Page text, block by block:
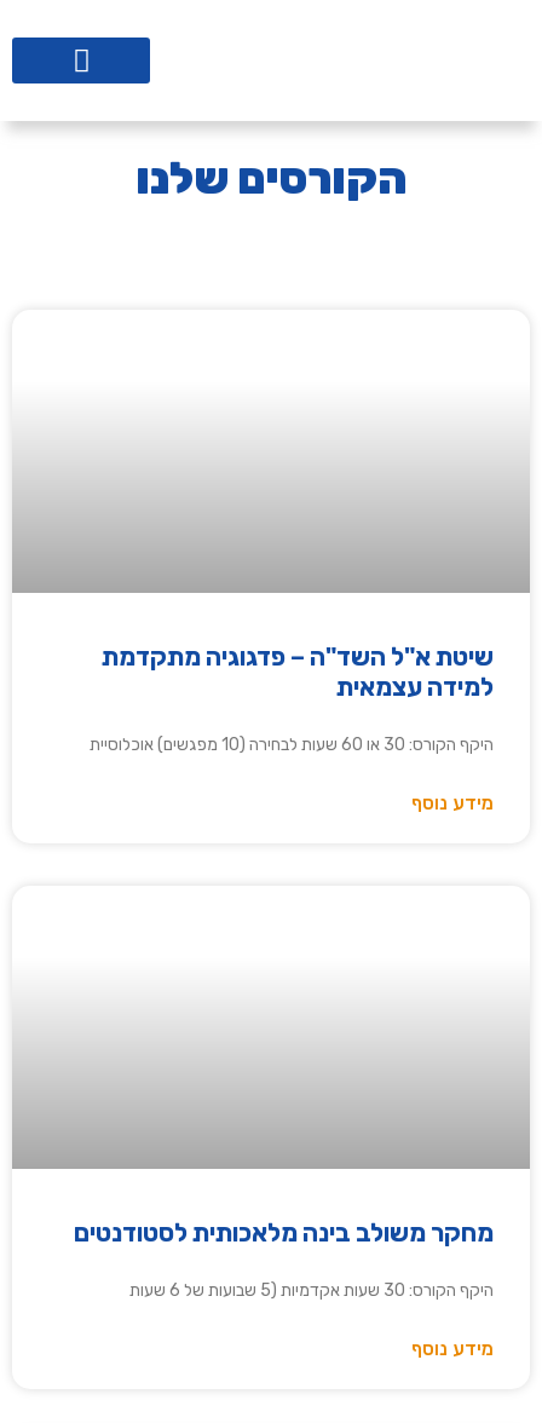
הקורסים שלנו
שיטת א"ל השד"ה – פדגוגיה מתקדמת
למידה עצמאית
היקף הקורס: 30 או 60 שעות לבחירה (10 מפגשים) אוכלוסיית
מידע נוסף
מחקר משולב בינה מלאכותית לסטודנטים
היקף הקורס: 30 שעות אקדמיות (5 שבועות של 6 שעות
מידע נוסף